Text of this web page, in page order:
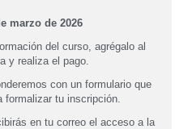
marzo de 2026
del curso, agrégalo al
y realiza el pago.
con un formulario que
formalizar tu inscripción.
en tu correo el acceso a la